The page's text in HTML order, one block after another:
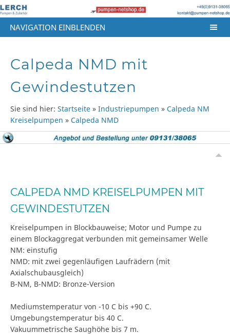
NAVIGATION EINBLENDEN
Calpeda NMD mit
Gewindestutzen
Sie sind hier: Startseite » Industriepumpen » Calpeda NM
Kreiselpumpen » Calpeda NMD
CALPEDA NMD KREISELPUMPEN MIT
GEWINDESTUTZEN
Kreiselpumpen in Blockbauweise; Motor und Pumpe zu
einem Blockaggregat verbunden mit gemeinsamer Welle
NM: einstufig
NMD: mit zwei gegenläufigen Laufrädern (mit
Axialschubausgleich)
B-NM, B-NMD: Bronze-Version
Mediumstemperatur von -10 C bis +90 C.
Umgebungstemperatur bis 40 C.
Vakuummetrische Saughöhe bis 7 m.